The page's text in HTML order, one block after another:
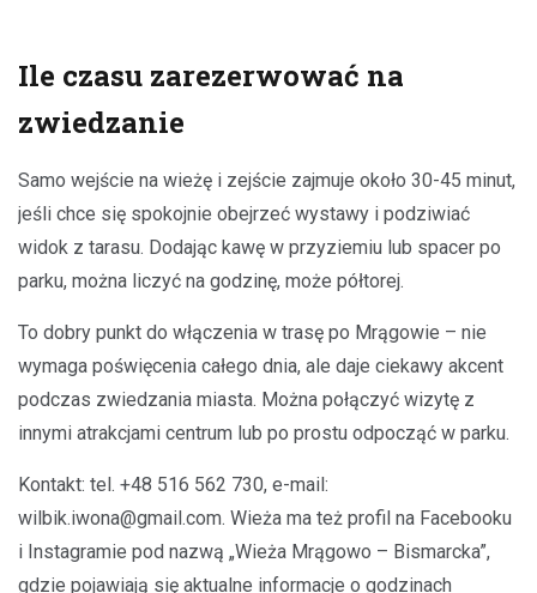
Ile czasu zarezerwować na
zwiedzanie
Samo wejście na wieżę i zejście zajmuje około 30-45 minut,
jeśli chce się spokojnie obejrzeć wystawy i podziwiać
widok z tarasu. Dodając kawę w przyziemiu lub spacer po
parku, można liczyć na godzinę, może półtorej.
To dobry punkt do włączenia w trasę po Mrągowie – nie
wymaga poświęcenia całego dnia, ale daje ciekawy akcent
podczas zwiedzania miasta. Można połączyć wizytę z
innymi atrakcjami centrum lub po prostu odpocząć w parku.
Kontakt: tel. +48 516 562 730, e-mail:
wilbik.iwona@gmail.com. Wieża ma też profil na Facebooku
i Instagramie pod nazwą „Wieża Mrągowo – Bismarcka”,
gdzie pojawiają się aktualne informacje o godzinach